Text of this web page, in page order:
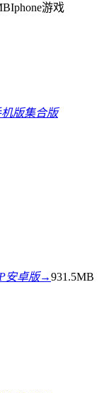
Iphone游戏
版集合版
安卓版→931.5MB